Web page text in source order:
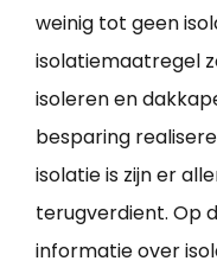
weinig tot geen
isolatiemaatregel
isoleren en
besparing
isolatie is zijn er
terugverdient. Op
informatie over